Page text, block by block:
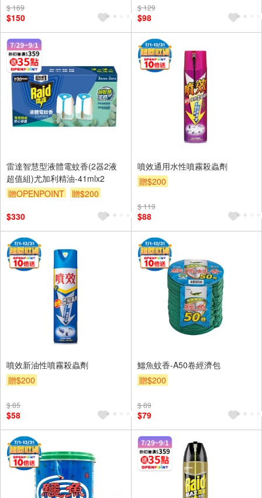
$ 169
$150
$ 129
$98
雷達智慧型液體電蚊香(2器2液
超值組)尤加利精油-41mlx2
贈OPENPOINT
贈$200
$330
噴效通用水性噴霧殺蟲劑
贈$200
$ 119
$88
噴效新油性噴霧殺蟲劑
贈$200
$ 85
$58
鱷魚蚊香-A50卷經濟包
贈$200
$ 89
$79